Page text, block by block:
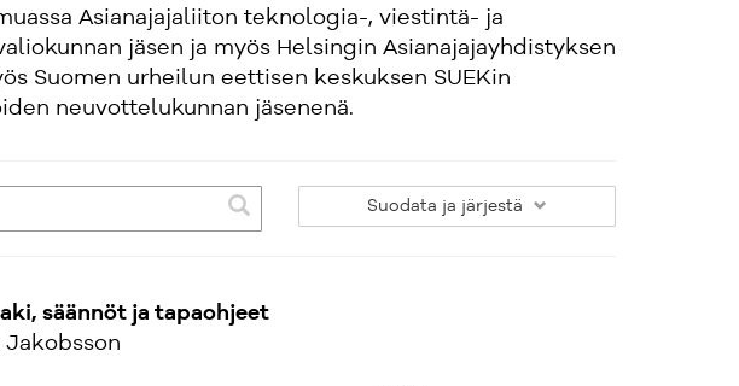
Asianajajaliiton teknologia-, viestintä- ja
jäsen ja myös Helsingin Asianajajayhdistyksen
Suomen urheilun eettisen keskuksen SUEKin
neuvottelukunnan jäsenenä.
Suodata ja järjestä
säännöt ja tapaohjeet
Jakobsson